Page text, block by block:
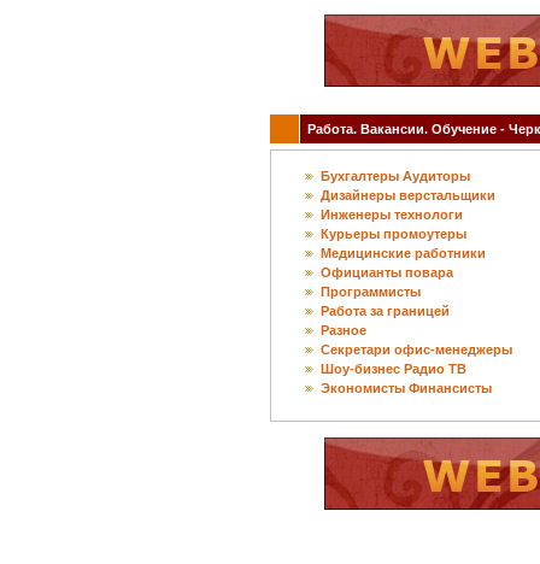
Работа. Вакансии. Обучение -
Бухгалтеры Аудиторы
Дизайнеры верстальщики
Инженеры технологи
Курьеры промоутеры
Медицинские работники
Официанты повара
Программисты
Работа за границей
Разное
Секретари офис-менеджеры
Шоу-бизнес Радио ТВ
Экономисты Финансисты